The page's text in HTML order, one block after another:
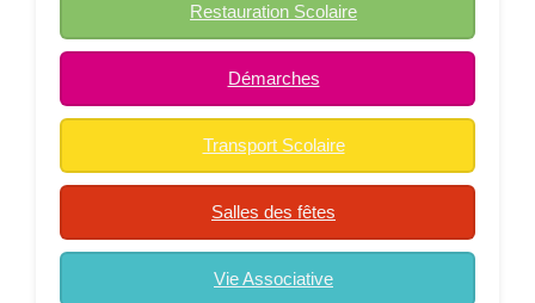
Restauration Scolaire
Démarches
Transport Scolaire
Salles des fêtes
Vie Associative